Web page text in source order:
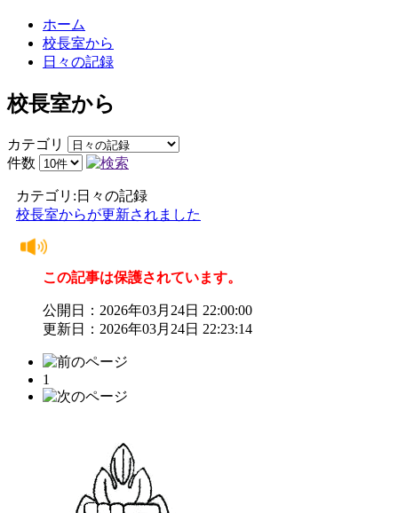
ホーム
校長室から
日々の記録
校長室から
カテゴリ
件数
カテゴリ:日々の記録
校長室からが更新されました
この記事は保護されています。
公開日：2026年03月24日 22:00:00
更新日：2026年03月24日 22:23:14
1